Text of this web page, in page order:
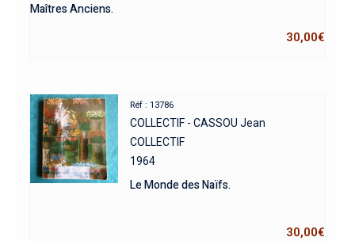
Maîtres Anciens.
30,00€
Réf : 13786
COLLECTIF - CASSOU Jean
COLLECTIF
1964
Le Monde des Naïfs.
30,00€